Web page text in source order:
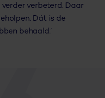
verbeterd. Daar
Dát is de
behaald.’